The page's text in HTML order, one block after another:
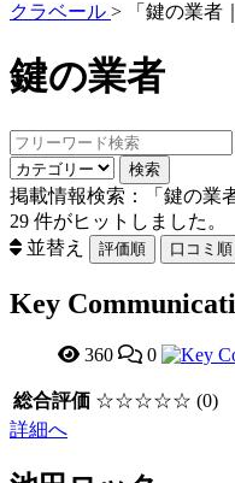
クラベール > 「鍵の業者
鍵の業者
掲載情報検索：「鍵の業
29 件がヒットしました。
並替え
Key
360 0
総合評価 ☆☆☆☆☆ (0)
詳細へ